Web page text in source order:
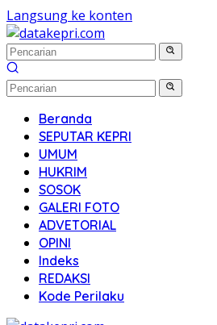
Langsung ke konten
Beranda
SEPUTAR KEPRI
UMUM
HUKRIM
SOSOK
GALERI FOTO
ADVETORIAL
OPINI
Indeks
REDAKSI
Kode Perilaku